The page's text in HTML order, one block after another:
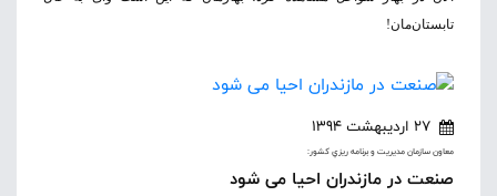
تابستان‌مان!
27 اردیبهشت 1394
معاون سازمان مديريت و برنامه ريزي کشور:
صنعت در مازندران احیا می شود